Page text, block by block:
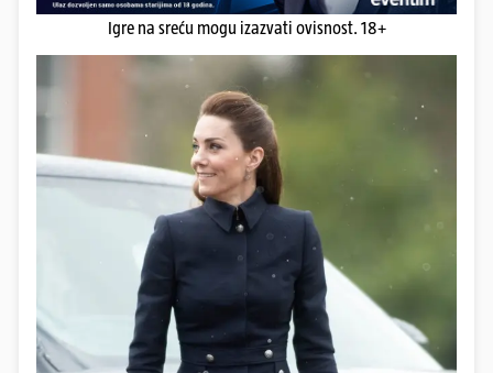
Igre na sreću mogu izazvati ovisnost. 18+